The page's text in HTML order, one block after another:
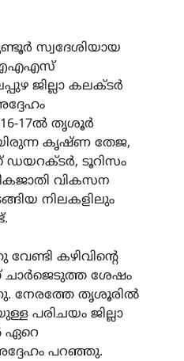
സ്വദേശിയായ
ഐഎഎസ്
ജില്ലാ കലക്ടര്‍
17ല്‍ തൃശൂര്‍
കൃഷ്ണ തേജ,
ഡയറക്ടര്‍, ടൂറിസം
വികസന
നിലകളിലും
കഴിവിന്റെ
ചാര്‍ജെടുത്ത ശേഷം
നേരത്തേ തൃശൂരില്‍
പരിചയം ജില്ലാ
ഏറെ
പറഞ്ഞു.